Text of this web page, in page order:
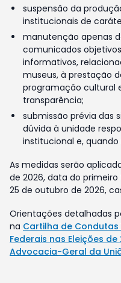
suspensão da
institucionais de
manutenção apenas
comunicados
informativos,
museus, à prestação
programação cultural
transparência;
submissão prévia das
dúvida à unidade
institucional e, quando
As medidas serão
de 2026, data do
25 de outubro de 2026,
Orientações detalhadas
na Cartilha de
Federais nas Eleições
Advocacia-Geral da